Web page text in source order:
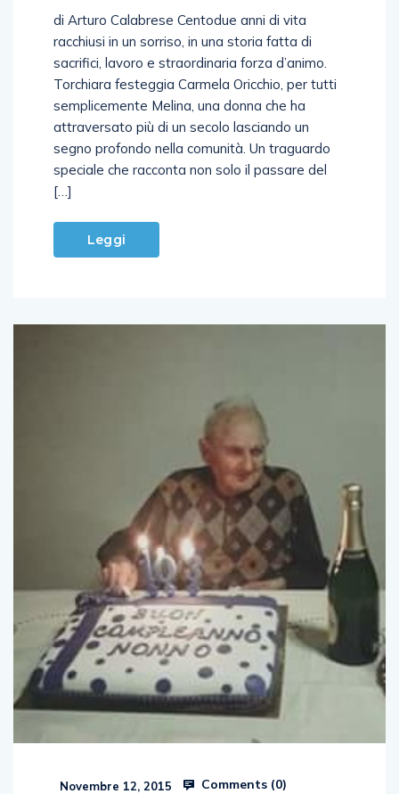
di Arturo Calabrese Centodue anni di vita
racchiusi in un sorriso, in una storia fatta di
sacrifici, lavoro e straordinaria forza d’animo.
Torchiara festeggia Carmela Oricchio, per tutti
semplicemente Melina, una donna che ha
attraversato più di un secolo lasciando un
segno profondo nella comunità. Un traguardo
speciale che racconta non solo il passare del
[…]
Leggi
Novembre 12, 2015 Comments (0)